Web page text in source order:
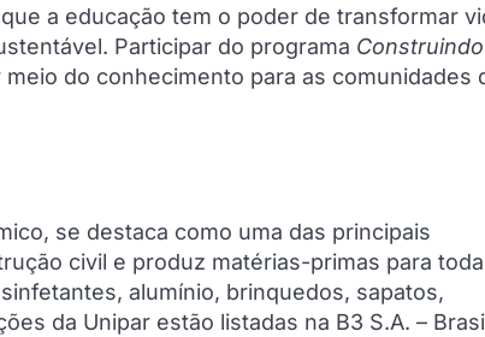
a educação tem o poder de transformar
Participar do programa
do conhecimento para as comunidades
se destaca como uma das principais
civil e produz matérias-primas para
alumínio, brinquedos, sapatos,
da Unipar estão listadas na B3 S.A. –